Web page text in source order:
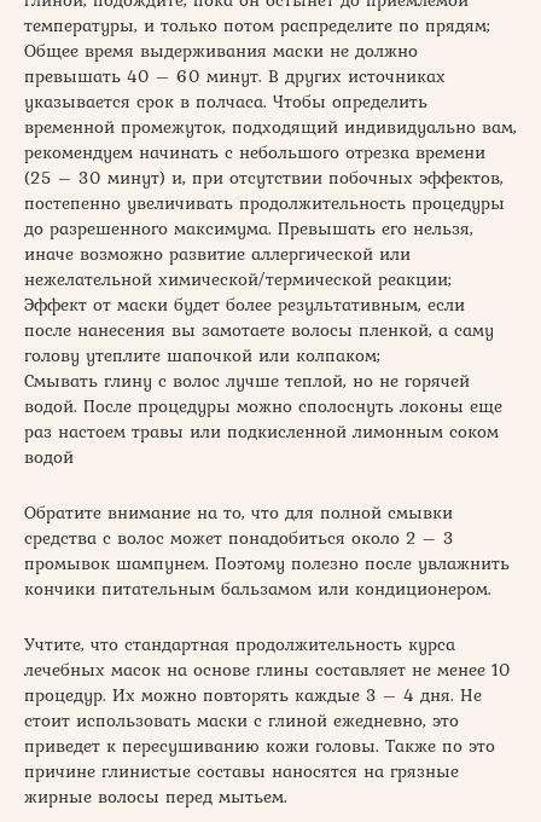
температуры, и только потом распределите по прядям;
Общее время выдерживания маски не должно
превышать 40 – 60 минут. В других источниках
указывается срок в полчаса. Чтобы определить
временной промежуток, подходящий индивидуально вам,
рекомендуем начинать с небольшого отрезка времени
(25 – 30 минут) и, при отсутствии побочных эффектов,
постепенно увеличивать продолжительность процедуры
до разрешенного максимума. Превышать его нельзя,
иначе возможно развитие аллергической или
нежелательной химической/термической реакции;
Эффект от маски будет более результативным, если
после нанесения вы замотаете волосы пленкой, а саму
голову утеплите шапочкой или колпаком;
Смывать глину с волос лучше теплой, но не горячей
водой. После процедуры можно сполоснуть локоны еще
раз настоем травы или подкисленной лимонным соком
водой
Обратите внимание на то, что для полной смывки
средства с волос может понадобиться около 2 – 3
промывок шампунем. Поэтому полезно после увлажнить
кончики питательным бальзамом или кондиционером.
Учтите, что стандартная продолжительность курса
лечебных масок на основе глины составляет не менее 10
процедур. Их можно повторять каждые 3 – 4 дня. Не
стоит использовать маски с глиной ежедневно, это
приведет к пересушиванию кожи головы. Также по это
причине глинистые составы наносятся на грязные
жирные волосы перед мытьем.